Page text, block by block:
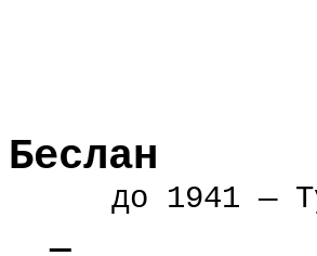
Беслан
до 1941 —